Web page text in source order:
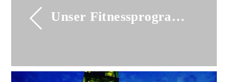
Unser Fitnessprogramm 2022 im Piuspark